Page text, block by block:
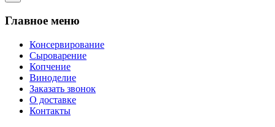
Главное меню
Консервирование
Сыроварение
Копчение
Виноделие
Заказать звонок
О доставке
Контакты